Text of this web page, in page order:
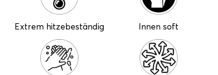
Extrem hitzebeständig Innen soft